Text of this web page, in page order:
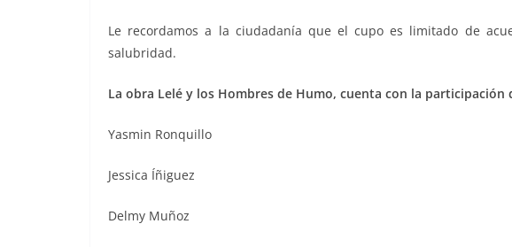
Le recordamos a la ciudadanía que el cupo es limitado de
salubridad.
La obra Lelé y los Hombres de Humo, cuenta con la participación
Yasmin Ronquillo
Jessica Íñiguez
Delmy Muñoz